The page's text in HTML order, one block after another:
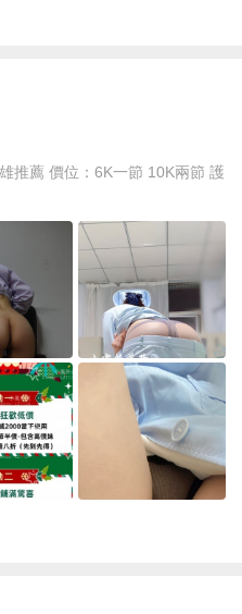
推薦 價位：6K一節 10K兩節 護